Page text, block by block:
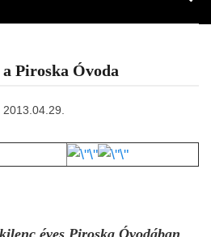
Piroska Óvoda
2013.04.29.